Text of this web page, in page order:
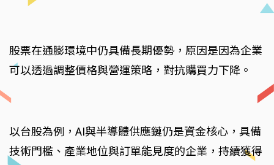
股票在通膨環境中仍具備長期優勢，原因是因為企業
可以透過調整價格與營運策略，對抗購買力下降。
以台股為例，AI與半導體供應鏈仍是資金核心，具備
技術門檻、產業地位與訂單能見度的企業，持續獲得